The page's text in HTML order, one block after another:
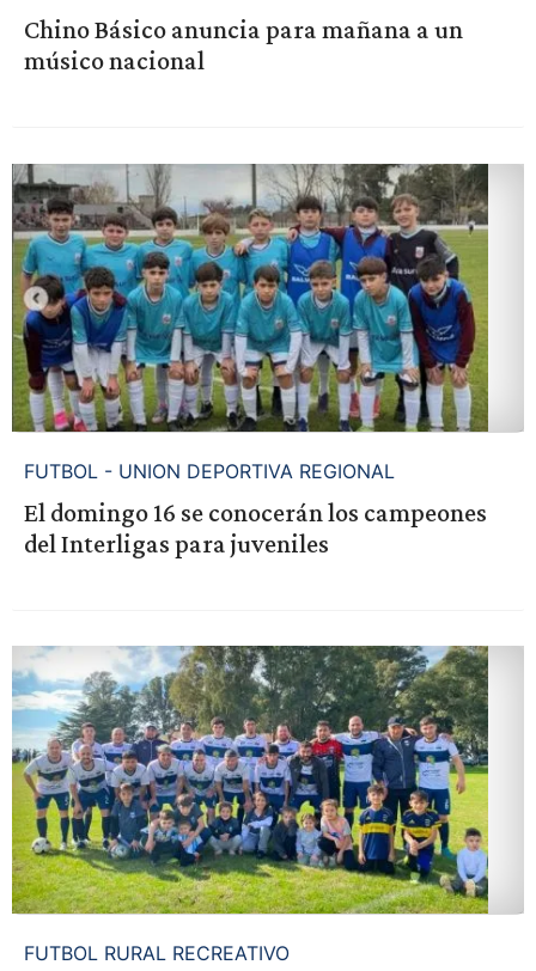
Chino Básico anuncia para mañana a un
músico nacional
FUTBOL - UNION DEPORTIVA REGIONAL
El domingo 16 se conocerán los campeones
del Interligas para juveniles
FUTBOL RURAL RECREATIVO